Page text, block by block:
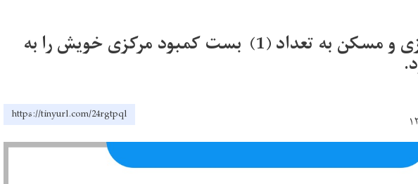
وزارت شهرسازی و مسکن به تعداد (1) بست کمبود مرکزی خویش را به
https://tinyurl.com/24rgtpql